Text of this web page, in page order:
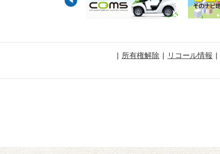
所有権解除 リコール情報